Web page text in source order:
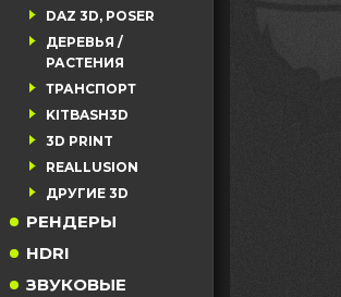
DAZ 3D, POSER
ДЕРЕВЬЯ /
РАСТЕНИЯ
ТРАНСПОРТ
KITBASH3D
3D PRINT
REALLUSION
ДРУГИЕ 3D
РЕНДЕРЫ
HDRI
ЗВУКОВЫЕ